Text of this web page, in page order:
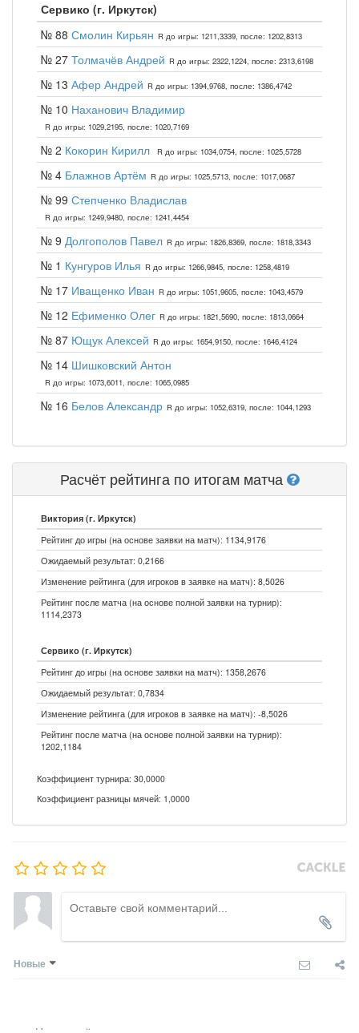
Сервико (г. Иркутск)
№ 88 Смолин Кирьян R до игры: 1211,3339, после: 1202,8313
№ 27 Толмачёв Андрей R до игры: 2322,1224, после: 2313,6198
№ 13 Афер Андрей R до игры: 1394,9768, после: 1386,4742
№ 10 Наханович Владимир
R до игры: 1029,2195, после: 1020,7169
№ 2 Кокорин Кирилл R до игры: 1034,0754, после: 1025,5728
№ 4 Блажнов Артём R до игры: 1025,5713, после: 1017,0687
№ 99 Степченко Владислав
R до игры: 1249,9480, после: 1241,4454
№ 9 Долгополов Павел R до игры: 1826,8369, после: 1818,3343
№ 1 Кунгуров Илья R до игры: 1266,9845, после: 1258,4819
№ 17 Иващенко Иван R до игры: 1051,9605, после: 1043,4579
№ 12 Ефименко Олег R до игры: 1821,5690, после: 1813,0664
№ 87 Ющук Алексей R до игры: 1654,9150, после: 1646,4124
№ 14 Шишковский Антон
R до игры: 1073,6011, после: 1065,0985
№ 16 Белов Александр R до игры: 1052,6319, после: 1044,1293
Расчёт рейтинга по итогам матча
Виктория (г. Иркутск)
Рейтинг до игры (на основе заявки на матч): 1134,9176
Ожидаемый результат: 0,2166
Изменение рейтинга (для игроков в заявке на матч): 8,5026
Рейтинг после матча (на основе полной заявки на турнир):
1114,2373
Сервико (г. Иркутск)
Рейтинг до игры (на основе заявки на матч): 1358,2676
Ожидаемый результат: 0,7834
Изменение рейтинга (для игроков в заявке на матч): -8,5026
Рейтинг после матча (на основе полной заявки на турнир):
1202,1184
Коэффициент турнира: 30,0000
Коэффициент разницы мячей: 1,0000
Новые